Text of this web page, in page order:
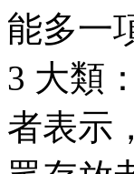
能多一
3 大類
者表示